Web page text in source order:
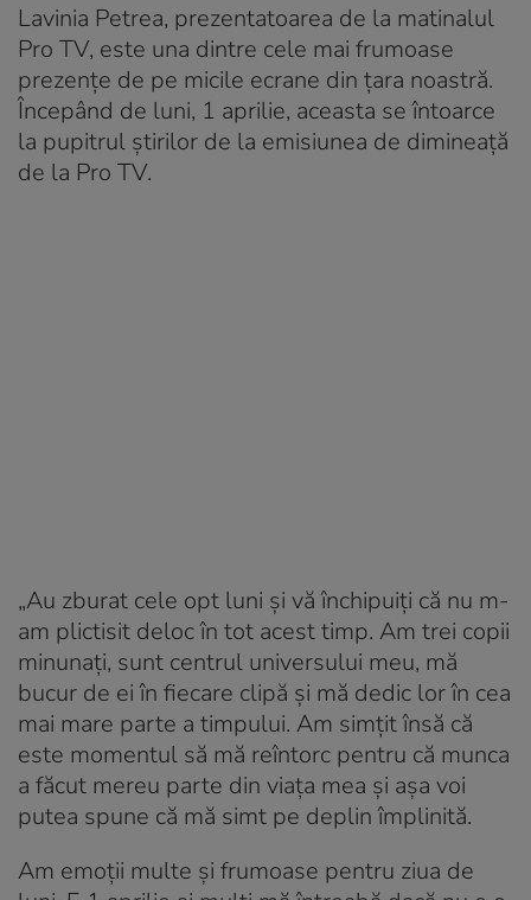
Lavinia Petrea, prezentatoarea de la matinalul
Pro TV, este una dintre cele mai frumoase
prezențe de pe micile ecrane din țara noastră.
Începând de luni, 1 aprilie, aceasta se întoarce
la pupitrul știrilor de la emisiunea de dimineață
de la Pro TV.
„Au zburat cele opt luni și vă închipuiți că nu m-
am plictisit deloc în tot acest timp. Am trei copii
minunați, sunt centrul universului meu, mă
bucur de ei în fiecare clipă și mă dedic lor în cea
mai mare parte a timpului. Am simțit însă că
este momentul să mă reîntorc pentru că munca
a făcut mereu parte din viața mea și așa voi
putea spune că mă simt pe deplin împlinită.
Am emoții multe și frumoase pentru ziua de